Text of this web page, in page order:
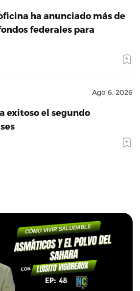
ha anunciado más de
federales para
Ago 6, 2026
exitoso el segundo